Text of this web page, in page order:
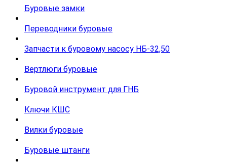
Буровые замки
Переводники буровые
Запчасти к буровому насосу НБ-32,50
Вертлюги буровые
Буровой инструмент для ГНБ
Ключи КШС
Вилки буровые
Буровые штанги